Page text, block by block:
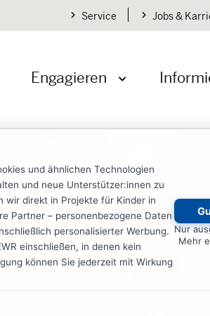
und ähnlichen Technologien
und neue Unterstützer:innen zu
wir direkt in Projekte für Kinder in
Partner – personenbezogene Daten
personalisierter Werbung.
einschließen, in denen kein
können Sie jederzeit mit Wirkung
Nur
Mehr
Service Jobs &
Engagieren